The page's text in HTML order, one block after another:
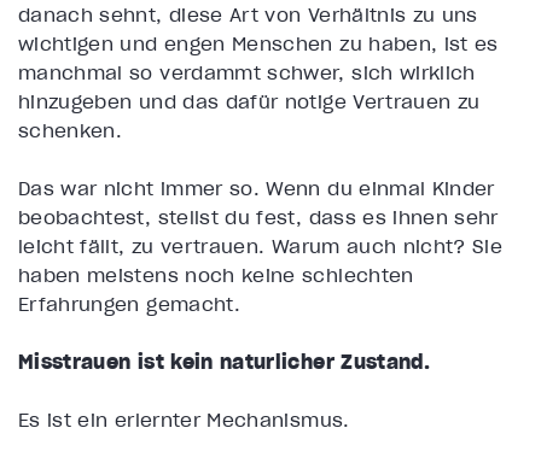
danach sehnt, diese Art von Verhältnis zu uns
wichtigen und engen Menschen zu haben, ist es
manchmal so verdammt schwer, sich wirklich
hinzugeben und das dafür nötige Vertrauen zu
schenken.
Das war nicht immer so. Wenn du einmal Kinder
beobachtest, stellst du fest, dass es ihnen sehr
leicht fällt, zu vertrauen. Warum auch nicht? Sie
haben meistens noch keine schlechten
Erfahrungen gemacht.
Misstrauen ist kein natürlicher Zustand.
Es ist ein erlernter Mechanismus.